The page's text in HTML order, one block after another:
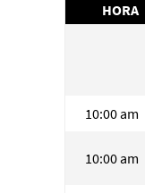
HORA
10:00 am
10:00 am